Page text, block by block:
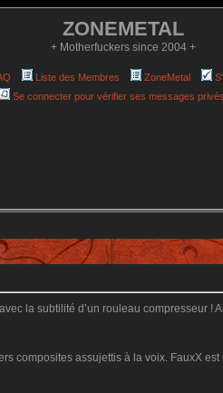
ZONEMETAL
+ Motherfuckers since 2004 +
Liste des Membres ZoneMetal
Se connecter pour vérifier ses messages privés
la subtilité d’un rouleau compresseur !
composites assujettis à la voix. FauxX